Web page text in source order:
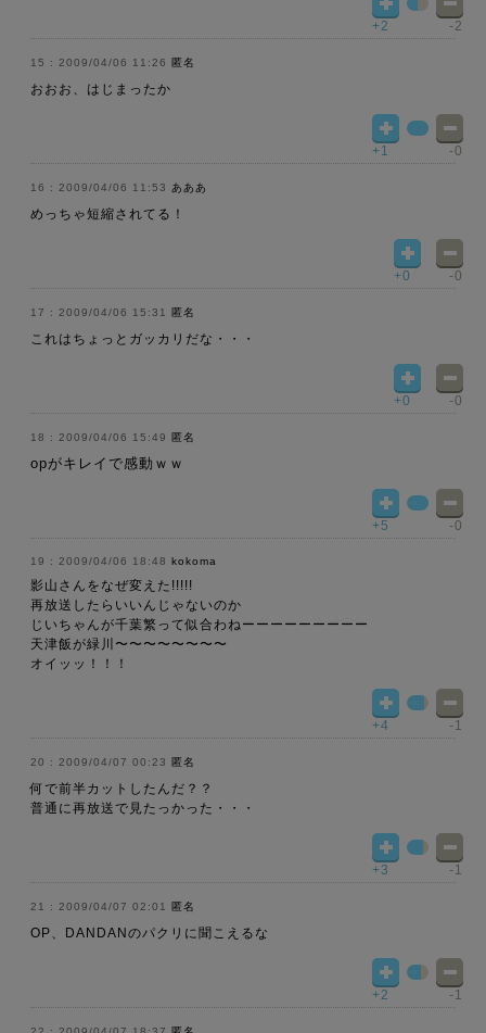
+2 -2
2009/04/06 11:26 匿名
おおお、はじまったか
+1 -0
2009/04/06 11:53 あああ
めっちゃ短縮されてる！
+0 -0
2009/04/06 15:31 匿名
これはちょっとガッカリだな・・・
+0 -0
2009/04/06 15:49 匿名
opがキレイで感動ｗｗ
+5 -0
2009/04/06 18:48 kokoma
影山さんをなぜ変えた!!!!!
再放送したらいいんじゃないのか
じいちゃんが千葉繁って似合わねーーーーーーーーー
天津飯が緑川〜〜〜〜〜〜〜〜
オイッッ！！！
+4 -1
2009/04/07 00:23 匿名
何で前半カットしたんだ？？
普通に再放送で見たっかった・・・
+3 -1
2009/04/07 02:01 匿名
OP、DANDANのパクリに聞こえるな
+2 -1